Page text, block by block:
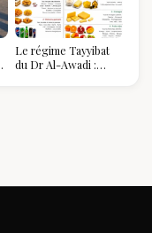
Le régime Tayyibat
du Dr Al-Awadi :